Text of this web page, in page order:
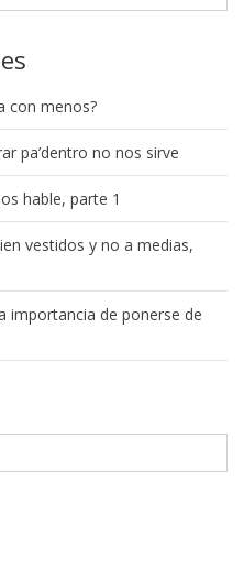
con menos?
pa’dentro no nos sirve
hable, parte 1
vestidos y no a medias,
importancia de ponerse de